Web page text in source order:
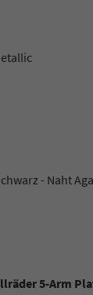
- Naht
5-Arm